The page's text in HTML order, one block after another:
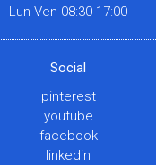
Lun-Ven 08:30-17:00
Social
pinterest
youtube
facebook
linkedin